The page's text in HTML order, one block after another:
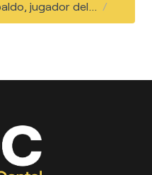
jugador del... /